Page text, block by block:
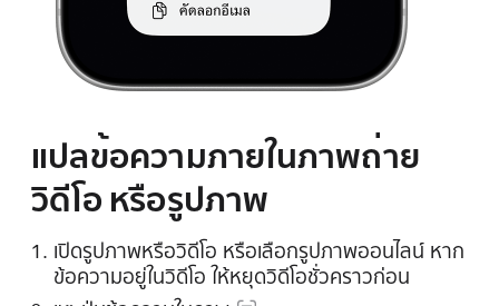
แปลข้อความภายในภาพถ่าย
วิดีโอ หรือรูปภาพ
เปิดรูปภาพหรือวิดีโอ หรือเลือกรูปภาพออนไลน์ หาก
ข้อความอยู่ในวิดีโอ ให้หยุดวิดีโอชั่วคราวก่อน